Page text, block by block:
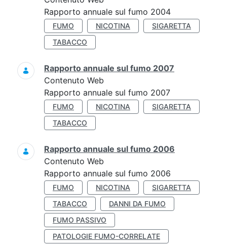
Rapporto annuale sul fumo 2004
FUMO NICOTINA
SIGARETTA
TABACCO
Rapporto annuale sul fumo 2007
Contenuto Web
Rapporto annuale sul fumo 2007
FUMO NICOTINA
SIGARETTA
TABACCO
Rapporto annuale sul fumo 2006
Contenuto Web
Rapporto annuale sul fumo 2006
FUMO NICOTINA
SIGARETTA
TABACCO
DANNI DA FUMO
FUMO PASSIVO
PATOLOGIE FUMO-CORRELATE